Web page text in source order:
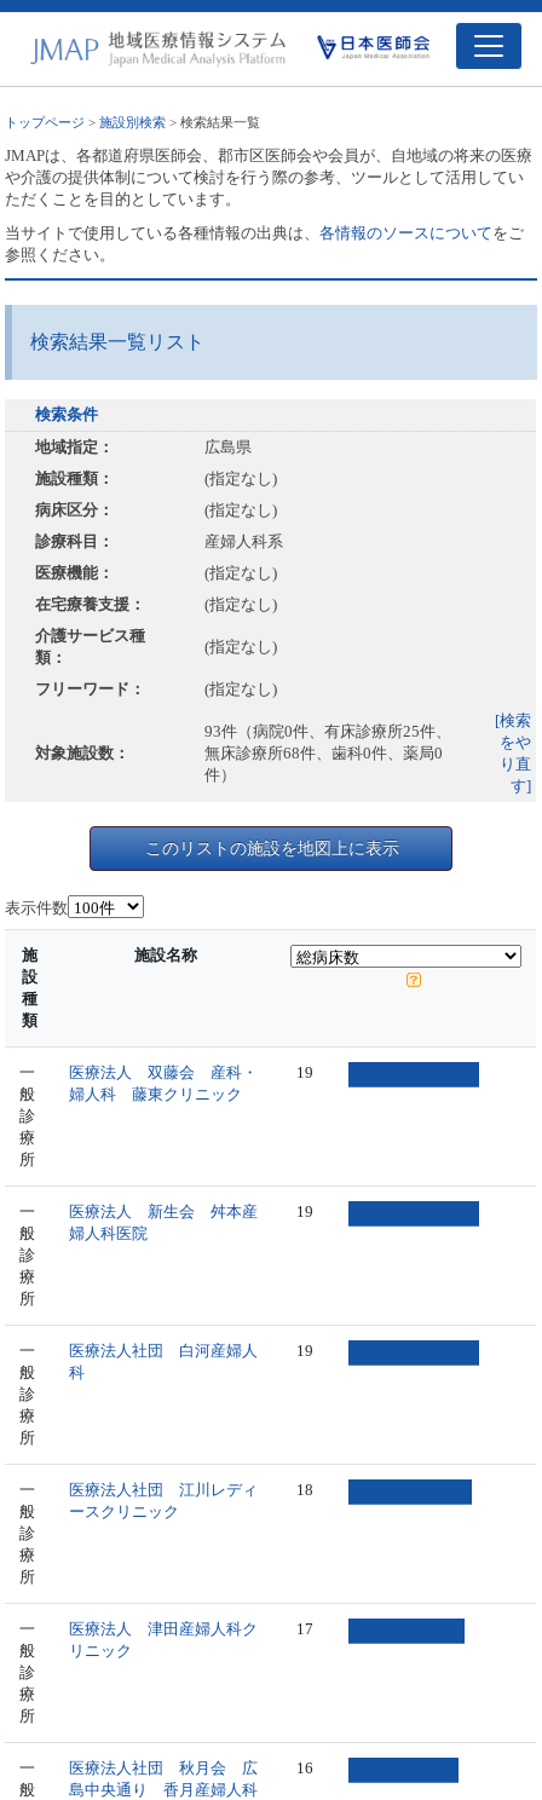
トップページ >施設別検索 > 検索結果一覧
JMAPは、各都道府県医師会、郡市区医師会や会員が、自地域の将来の医療
や介護の提供体制について検討を行う際の参考、ツールとして活用してい
ただくことを目的としています。
当サイトで使用している各種情報の出典は、各情報のソースについてをご
参照ください。
検索結果一覧リスト
検索条件
地域指定：
広島県
施設種類：
(指定なし)
病床区分：
(指定なし)
診療科目：
産婦人科系
医療機能：
(指定なし)
在宅療養支援：
(指定なし)
介護サービス種
類：
(指定なし)
フリーワード： (指定なし)
対象施設数：
93件（病院0件、有床診療所25件、
無床診療所68件、歯科0件、薬局0
件）
[検索
をや
り直
す]
このリストの施設を地図上に表示
表示件数
施
設
種
類
施設名称
一
般
診
療
所
医療法人 双藤会 産科・
婦人科 藤東クリニック
19
一
般
診
療
所
医療法人 新生会 舛本産
婦人科医院
19
一
般
診
療
所
医療法人社団 白河産婦人
科
19
一
般
診
療
所
医療法人社団 江川レディ
ースクリニック
18
一
般
診
療
所
医療法人 津田産婦人科ク
リニック
17
一
般
医療法人社団 秋月会 広
島中央通り 香月産婦人科
16